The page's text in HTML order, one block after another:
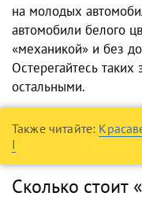
на молодых
автомобили белого
«механикой» и без
Остерегайтесь
остальными.
Также читайте:
I
Сколько стоит